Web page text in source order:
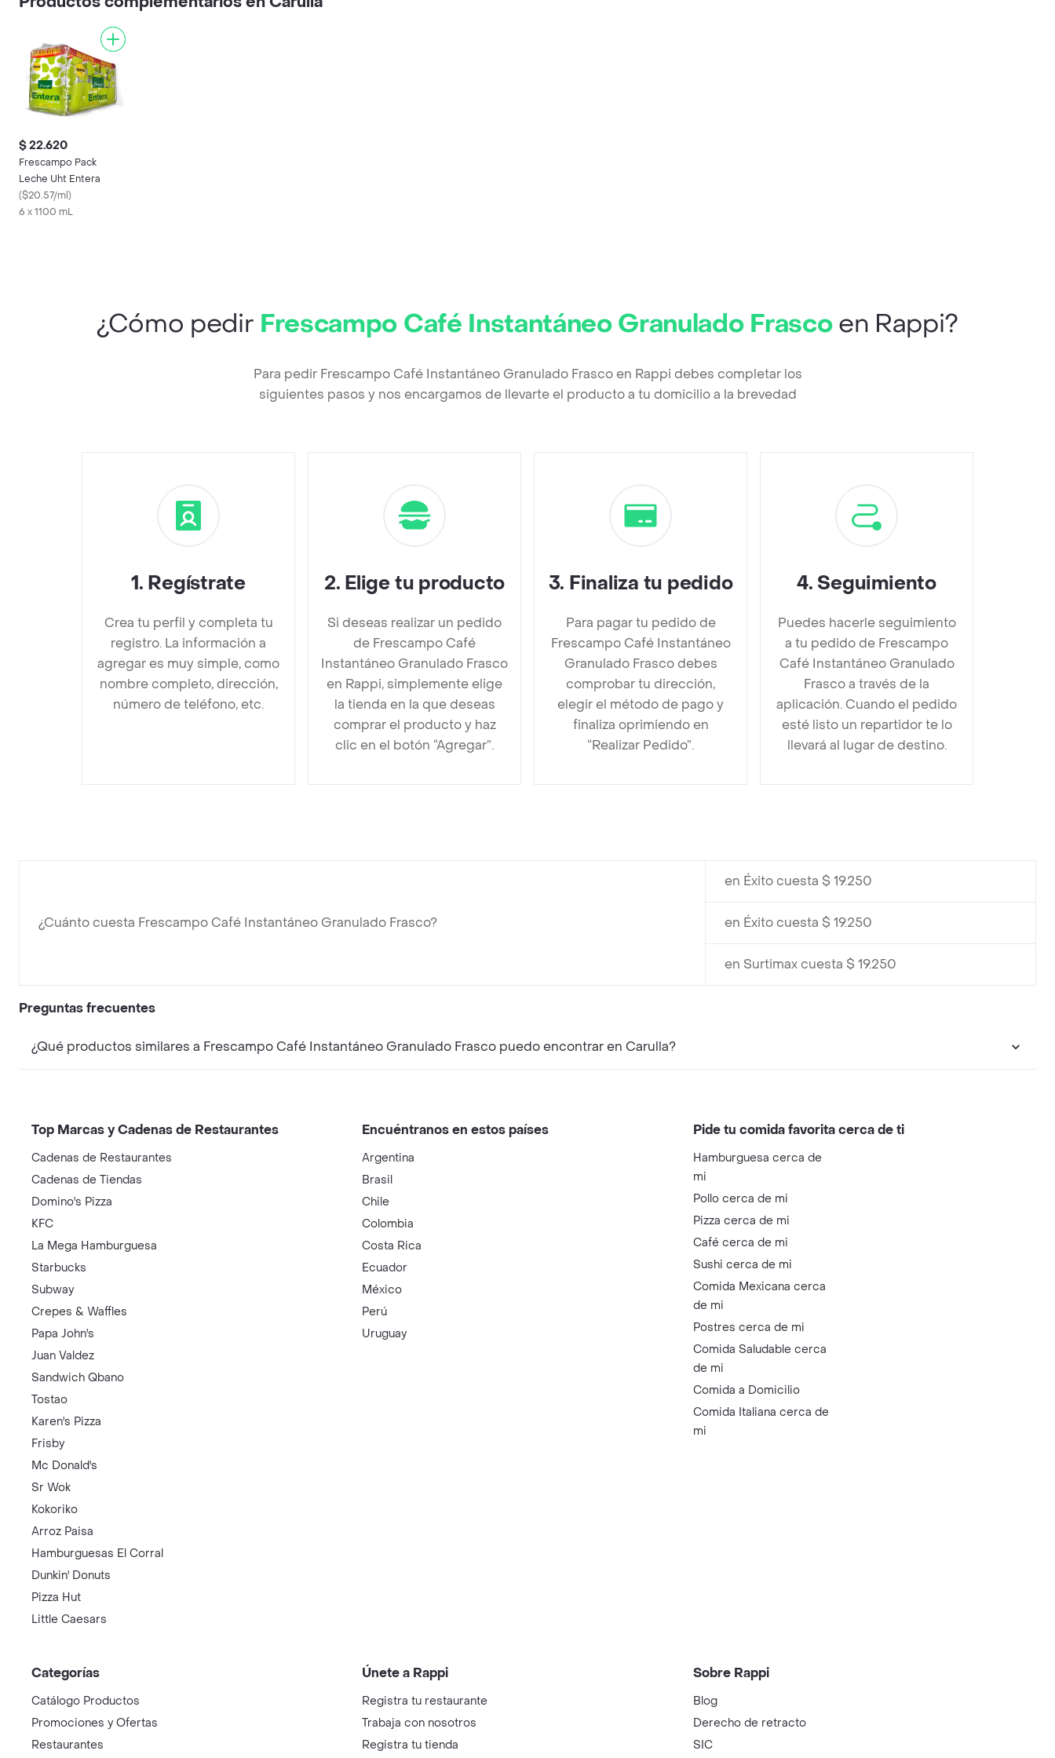
$ 22.620
Frescampo Pack
Leche Uht Entera
($20.57/ml)
6 x 1100 mL
¿Cómo pedir Frescampo Café Instantáneo Granulado Frascoen Rappi?
Para pedir Frescampo Café Instantáneo Granulado Frasco en Rappi debes completar los
siguientes pasos y nos encargamos de llevarte el producto a tu domicilio a la brevedad
1. Regístrate
Crea tu perfil y completa tu
registro. La información a
agregar es muy simple, como
nombre completo, dirección,
número de teléfono, etc.
2. Elige tu producto
Si deseas realizar un pedido
de Frescampo Café
Instantáneo Granulado Frasco
en Rappi, simplemente elige
la tienda en la que deseas
comprar el producto y haz
clic en el botón “Agregar”.
3. Finaliza tu pedido
Para pagar tu pedido de
Frescampo Café Instantáneo
Granulado Frasco debes
comprobar tu dirección,
elegir el método de pago y
finaliza oprimiendo en
“Realizar Pedido”.
4. Seguimiento
Puedes hacerle seguimiento
a tu pedido de Frescampo
Café Instantáneo Granulado
Frasco a través de la
aplicación. Cuando el pedido
esté listo un repartidor te lo
llevará al lugar de destino.
¿Cuánto cuesta Frescampo Café Instantáneo Granulado Frasco?
en Éxito cuesta $ 19.250
en Éxito cuesta $ 19.250
en Surtimax cuesta $ 19.250
Preguntas frecuentes
¿Qué productos similares a Frescampo Café Instantáneo Granulado Frasco puedo encontrar en Carulla?
Top Marcas y Cadenas de Restaurantes
Cadenas de Restaurantes
Cadenas de Tiendas
Domino's Pizza
KFC
La Mega Hamburguesa
Starbucks
Subway
Crepes & Waffles
Papa John's
Juan Valdez
Sandwich Qbano
Tostao
Karen's Pizza
Frisby
Mc Donald's
Sr Wok
Kokoriko
Arroz Paisa
Hamburguesas El Corral
Dunkin' Donuts
Pizza Hut
Little Caesars
Encuéntranos en estos países
Argentina
Brasil
Chile
Colombia
Costa Rica
Ecuador
México
Perú
Uruguay
Pide tu comida favorita cerca de ti
Hamburguesa cerca de
mi
Pollo cerca de mi
Pizza cerca de mi
Café cerca de mi
Sushi cerca de mi
Comida Mexicana cerca
de mi
Postres cerca de mi
Comida Saludable cerca
de mi
Comida a Domicilio
Comida Italiana cerca de
mi
Categorías
Catálogo Productos
Promociones y Ofertas
Restaurantes
Únete a Rappi
Registra tu restaurante
Trabaja con nosotros
Registra tu tienda
Sobre Rappi
Blog
Derecho de retracto
SIC